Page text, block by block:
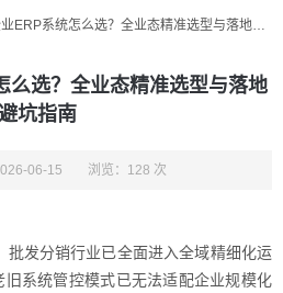
系统怎么选？全业态精准选型与落地避坑指南
么选？全业态精准选型与落地
坑指南
06-15 浏览：128 次
批发分销行业已全面进入全域精细化运
系统管控模式已无法适配企业规模化